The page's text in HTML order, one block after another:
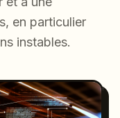
en particulier
instables.